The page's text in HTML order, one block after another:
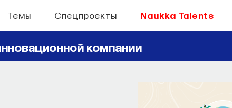
Темы Спецпроекты Naukka Talents
компании